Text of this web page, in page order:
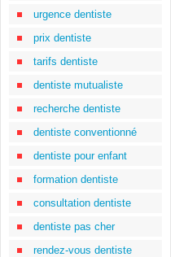
urgence dentiste
prix dentiste
tarifs dentiste
dentiste mutualiste
recherche dentiste
dentiste conventionné
dentiste pour enfant
formation dentiste
consultation dentiste
dentiste pas cher
rendez-vous dentiste